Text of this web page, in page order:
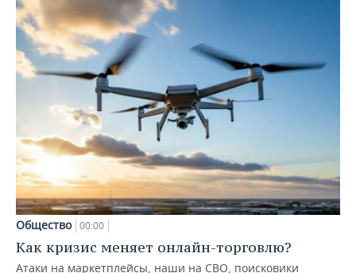
Общество 00:00
Как кризис меняет онлайн-торговлю?
Атаки на маркетплейсы, наши на СВО, поисковики